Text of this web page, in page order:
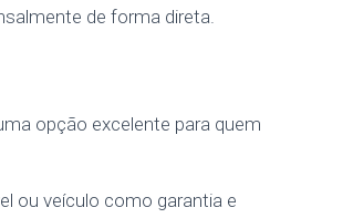
de forma direta.
opção excelente para quem
ou veículo como garantia e